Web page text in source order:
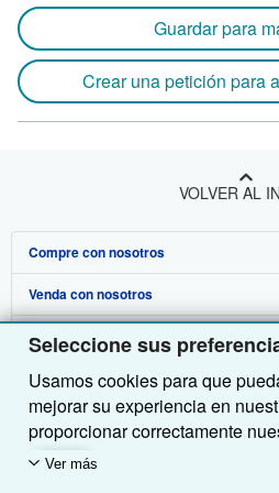
Seleccione sus
Usamos cookies para que
mejorar su experiencia en
proporcionar correctamente
utilizamos cookies para
Ver más
Guardar para
Crear una petición para
VOLVER AL
Compre con nosotros
Búsqueda avanzada
Colecciones
Mi cuenta
Mis pedidos
Ver carrito
Venda con nosotros
Comenzar a vender
Únase a nuestro programa de afiliados
Recomiende un vendedor
Sobre nosotros
Sobre IberLibro
Medios
Empleo
Obtener Ayuda
Preguntas frecuentes y guías
Atención al Cliente
Otras compañías de AbeBooks
AbeBooks.com
Siga a IberLibro